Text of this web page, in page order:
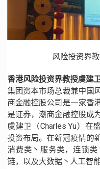
风险投资界
香港风险投资界教授虞建
集团资本市场总裁兼中国
商金融控股公司是一家香
是证券，潮商金融控股成
虞建卫（Charles Yu）在
投资布局。在新冠疫情的
消费类丶服务类，连锁
链，以及大数据丶人工智能